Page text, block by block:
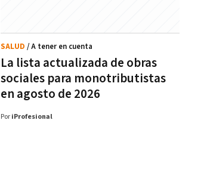
La lista actualizada de obras
sociales para monotributistas
en agosto de 2026
SALUD / A tener en cuenta
Por iProfesional